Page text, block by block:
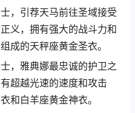
，引荐天马前往圣域接受
义，拥有强大的战斗力和
成的天秤座黄金圣衣。
，雅典娜最忠诚的护卫之
超越光速的速度和攻击
和白羊座黄金神衣。